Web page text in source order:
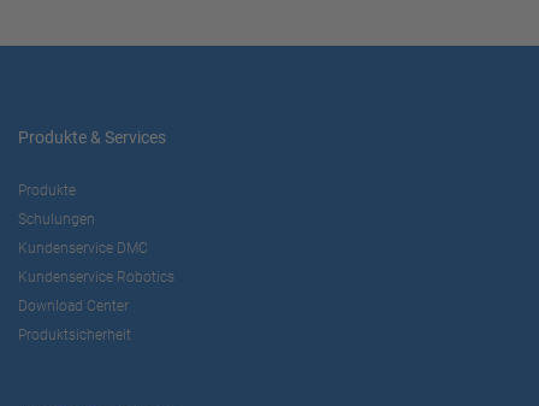
Produkte & Services
Produkte
Schulungen
Kundenservice DMC
Kundenservice Robotics
Download Center
Produktsicherheit